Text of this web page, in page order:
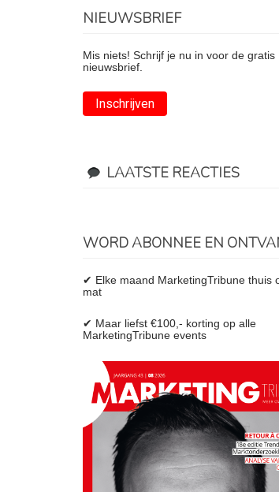
NIEUWSBRIEF
Mis niets! Schrijf je nu in voor de gratis
nieuwsbrief.
Inschrijven
LAATSTE REACTIES
WORD ABONNEE EN
✔ Elke maand MarketingTribune thuis
mat
✔ Maar liefst €100,- korting op alle
MarketingTribune events